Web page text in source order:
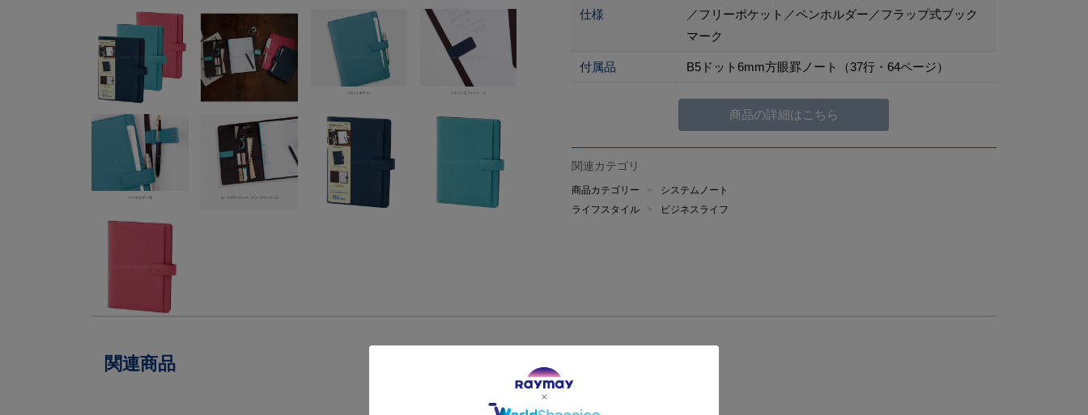
仕様
／フリーポケット／ペンホルダー／フラップ式ブック
マーク
付属品 B5ドット6mm方眼罫ノート（37行・64ページ）
商品の詳細はこちら
関連カテゴリ
商品カテゴリー
システムノート
ライフスタイル
ビジネスライフ
関連商品